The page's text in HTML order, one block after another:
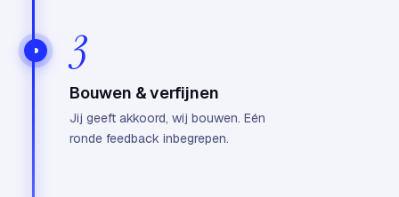
3
Bouwen & verfijnen
Jij geeft akkoord, wij bouwen. Eén
ronde feedback inbegrepen.